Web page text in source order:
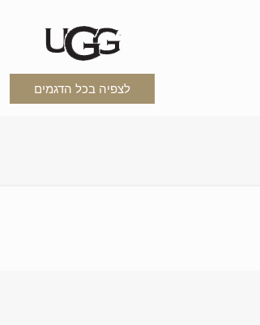
לצפיה בכל הדגמים